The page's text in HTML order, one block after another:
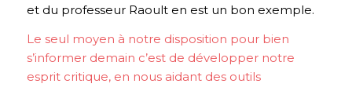
et du professeur Raoult en est un bon exemple.
Le seul moyen à notre disposition pour bien
s’informer demain c’est de développer notre
esprit critique, en nous aidant des outils